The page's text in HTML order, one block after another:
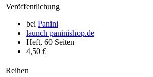
Veröffentlichung
bei Panini
launch paninishop.de
Heft, 60 Seiten
4,50 €
Reihen